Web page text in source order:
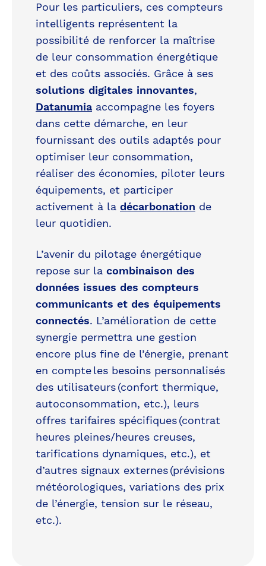
Pour les particuliers, ces compteurs
intelligents représentent la
possibilité de renforcer la maîtrise
de leur consommation énergétique
et des coûts associés. Grâce à ses
solutions digitales innovantes,
Datanumia accompagne les foyers
dans cette démarche, en leur
fournissant des outils adaptés pour
optimiser leur consommation,
réaliser des économies, piloter leurs
équipements, et participer
activement à la décarbonation de
leur quotidien.
L’avenir du pilotage énergétique
repose sur la combinaison des
données issues des compteurs
communicants et des équipements
connectés. L’amélioration de cette
synergie permettra une gestion
encore plus fine de l’énergie, prenant
en compte les besoins personnalisés
des utilisateurs (confort thermique,
autoconsommation, etc.), leurs
offres tarifaires spécifiques (contrat
heures pleines/heures creuses,
tarifications dynamiques, etc.), et
d’autres signaux externes (prévisions
météorologiques, variations des prix
de l’énergie, tension sur le réseau,
etc.).